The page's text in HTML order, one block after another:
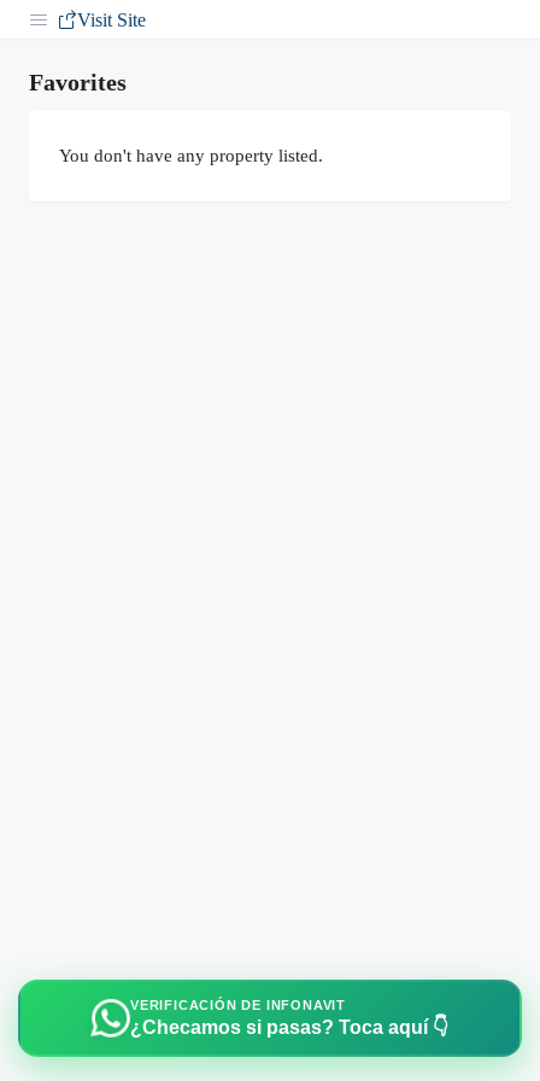
Visit Site
Favorites
You don't have any property listed.
VERIFICACIÓN DE INFONAVIT
¿Checamos si pasas? Toca aquí 👇